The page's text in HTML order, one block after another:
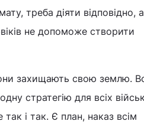
треба діяти відповідно,
не допоможе створити
захищають свою землю.
стратегію для всіх
і так. Є план, наказ всім